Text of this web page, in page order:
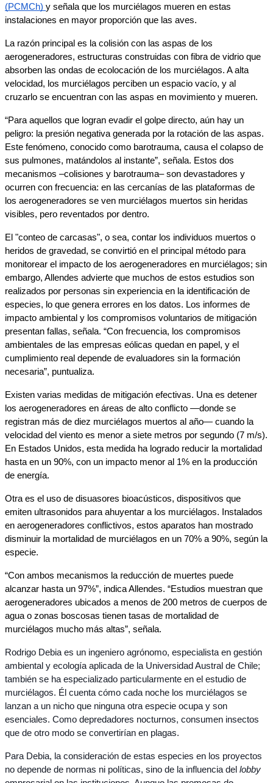
(PCMCh) y señala que los murciélagos mueren en estas
instalaciones en mayor proporción que las aves.
La razón principal es la colisión con las aspas de los
aerogeneradores, estructuras construidas con fibra de vidrio que
absorben las ondas de ecolocación de los murciélagos. A alta
velocidad, los murciélagos perciben un espacio vacío, y al
cruzarlo se encuentran con las aspas en movimiento y mueren.
“Para aquellos que logran evadir el golpe directo, aún hay un
peligro: la presión negativa generada por la rotación de las aspas.
Este fenómeno, conocido como barotrauma, causa el colapso de
sus pulmones, matándolos al instante”, señala. Estos dos
mecanismos –colisiones y barotrauma– son devastadores y
ocurren con frecuencia: en las cercanías de las plataformas de
los aerogeneradores se ven murciélagos muertos sin heridas
visibles, pero reventados por dentro.
El "conteo de carcasas", o sea, contar los individuos muertos o
heridos de gravedad, se convirtió en el principal método para
monitorear el impacto de los aerogeneradores en murciélagos; sin
embargo, Allendes advierte que muchos de estos estudios son
realizados por personas sin experiencia en la identificación de
especies, lo que genera errores en los datos. Los informes de
impacto ambiental y los compromisos voluntarios de mitigación
presentan fallas, señala. “Con frecuencia, los compromisos
ambientales de las empresas eólicas quedan en papel, y el
cumplimiento real depende de evaluadores sin la formación
necesaria”, puntualiza.
Existen varias medidas de mitigación efectivas. Una es detener
los aerogeneradores en áreas de alto conflicto —donde se
registran más de diez murciélagos muertos al año— cuando la
velocidad del viento es menor a siete metros por segundo (7 m/s).
En Estados Unidos, esta medida ha logrado reducir la mortalidad
hasta en un 90%, con un impacto menor al 1% en la producción
de energía.
Otra es el uso de disuasores bioacústicos, dispositivos que
emiten ultrasonidos para ahuyentar a los murciélagos. Instalados
en aerogeneradores conflictivos, estos aparatos han mostrado
disminuir la mortalidad de murciélagos en un 70% a 90%, según la
especie.
“Con ambos mecanismos la reducción de muertes puede
alcanzar hasta un 97%”, indica Allendes. “Estudios muestran que
aerogeneradores ubicados a menos de 200 metros de cuerpos de
agua o zonas boscosas tienen tasas de mortalidad de
murciélagos mucho más altas”, señala.
Rodrigo Debia es un ingeniero agrónomo, especialista en gestión
ambiental y ecología aplicada de la Universidad Austral de Chile;
también se ha especializado particularmente en el estudio de
murciélagos. Él cuenta cómo cada noche los murciélagos se
lanzan a un nicho que ninguna otra especie ocupa y son
esenciales. Como depredadores nocturnos, consumen insectos
que de otro modo se convertirían en plagas.
Para Debia, la consideración de estas especies en los proyectos
no depende de normas ni políticas, sino de la influencia del lobby